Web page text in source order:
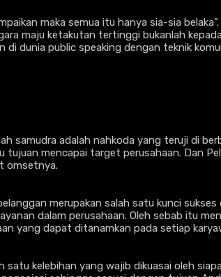
maka semua itu hanya sia-sia
maju ketakutan tertinggi bukanlah
dunia public speaking dengan teknik
samudra adalah nahkoda yang teruji di
mencapai target perusahaan. Dan
omsetnya.
merupakan salah satu kunci
dalam perusahaan. Oleh sebab itu
yang dapat ditanamkan pada setiap
kelebihan yang wajib dikuasai oleh